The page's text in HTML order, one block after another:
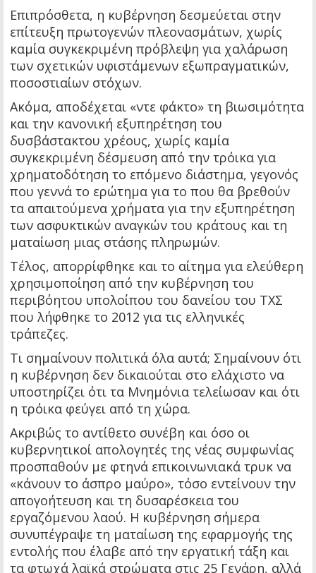
Επιπρόσθετα, η κυβέρνηση δεσμεύεται στην
επίτευξη πρωτογενών πλεονασμάτων, χωρίς
καμία συγκεκριμένη πρόβλεψη για χαλάρωση
των σχετικών υφιστάμενων εξωπραγματικών,
ποσοστιαίων στόχων.
Ακόμα, αποδέχεται «ντε φάκτο» τη βιωσιμότητα
και την κανονική εξυπηρέτηση του
δυσβάστακτου χρέους, χωρίς καμία
συγκεκριμένη δέσμευση από την τρόικα για
χρηματοδότηση το επόμενο διάστημα, γεγονός
που γεννά το ερώτημα για το που θα βρεθούν
τα απαιτούμενα χρήματα για την εξυπηρέτηση
των ασφυκτικών αναγκών του κράτους και τη
ματαίωση μιας στάσης πληρωμών.
Τέλος, απορρίφθηκε και το αίτημα για ελεύθερη
χρησιμοποίηση από την κυβέρνηση του
περιβόητου υπολοίπου του δανείου του ΤΧΣ
που λήφθηκε το 2012 για τις ελληνικές
τράπεζες.
Τι σημαίνουν πολιτικά όλα αυτά; Σημαίνουν ότι
η κυβέρνηση δεν δικαιούται στο ελάχιστο να
υποστηρίζει ότι τα Μνημόνια τελείωσαν και ότι
η τρόικα φεύγει από τη χώρα.
Ακριβώς το αντίθετο συνέβη και όσο οι
κυβερνητικοί απολογητές της νέας συμφωνίας
προσπαθούν με φτηνά επικοινωνιακά τρυκ να
«κάνουν το άσπρο μαύρο», τόσο εντείνουν την
απογοήτευση και τη δυσαρέσκεια του
εργαζόμενου λαού. Η κυβέρνηση σήμερα
συνυπέγραψε τη ματαίωση της εφαρμογής της
εντολής που έλαβε από την εργατική τάξη και
τα φτωχά λαϊκά στρώματα στις 25 Γενάρη, αλλά